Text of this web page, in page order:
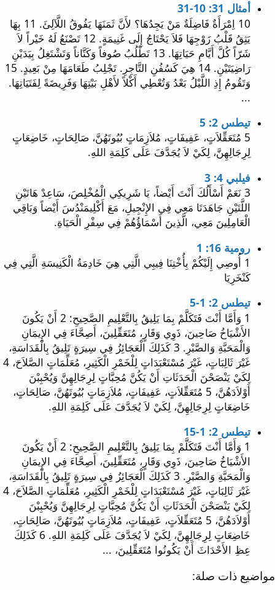
أمثال 31: 10-31
10 اِمْرَأَةٌ فَاضِلَةٌ مَنْ يَجِدُهَا؟ لأَنَّ ثَمَنَهَا يَفُوقُ اللَّآلِئَ. 11 بِهَا
يَثِقُ قَلْبُ زَوْجِهَا فَلاَ يَحْتَاجُ إِلَى غَنِيمَةٍ. 12 تَصْنَعُ لَهُ خَيْراً لاَ
شَرّاً كُلَّ أَيَّامِ حَيَاتِهَا. 13 تَطْلُبُ صُوفاً وَكَتَّاناً وَتَشْتَغِلُ بِيَدَيْنِ
رَاضِيَتَيْنِ. 14 هِيَ كَسُفُنِ التَّاجِرِ. تَجْلِبُ طَعَامَهَا مِنْ بَعِيدٍ. 15
وَتَقُومُ إِذِ اللَّيْلُ بَعْدُ وَتُعْطِي أَكْلاً لأَهْلِ بَيْتِهَا وَفَرِيضَةً لِفَتَيَاتِهَا.
...
تيطس 2: 5
5 مُتَعَقِّلاَتٍ، عَفِيفَاتٍ، مُلاَزِمَاتٍ بُيُوتَهُنَّ، صَالِحَاتٍ، خَاضِعَاتٍ
لِرِجَالِهِنَّ، لِكَيْ لاَ يُجَدَّفَ عَلَى كَلِمَةِ اللهِ.
فيلبي 4: 3
3 نَعَمْ أَسْأَلُكَ أَنْتَ أَيْضاً، يَا شَرِيكِي الْمُخْلِصَ، سَاعِدْ هَاتَيْنِ
اللَّتَيْنِ جَاهَدَتَا مَعِي فِي الإِنْجِيلِ، مَعَ أَكْلِيمَنْدُسَ أَيْضاً وَبَاقِي
الْعَامِلِينَ مَعِي، الَّذِينَ أَسْمَاؤُهُمْ فِي سِفْرِ الْحَيَاةِ.
رومية 16: 1
1 أُوصِي إِلَيْكُمْ بِأُخْتِنَا فِيبِي الَّتِي هِيَ خَادِمَةُ الْكَنِيسَةِ الَّتِي فِي
كَنْخَرِيَا
تيطس 2: 1-5
1 وَأَمَّا أَنْتَ فَتَكَلَّمْ بِمَا يَلِيقُ بِالتَّعْلِيمِ الصَّحِيحِ: 2 أَنْ يَكُونَ
الأَشْيَاخُ صَاحِينَ، ذَوِي وَقَارٍ، مُتَعَقِّلِينَ، أَصِحَّاءَ فِي الإِيمَانِ
وَالْمَحَبَّةِ وَالصَّبْرِ. 3 كَذَلِكَ الْعَجَائِزُ فِي سِيرَةٍ تَلِيقُ بِالْقَدَاسَةِ،
غَيْرَ ثَالِبَاتٍ، غَيْرَ مُسْتَعْبَدَاتٍ لِلْخَمْرِ الْكَثِيرِ، مُعَلِّمَاتٍ الصَّلاَحَ، 4
لِكَيْ يَنْصَحْنَ الْحَدَثَاتِ أَنْ يَكُنَّ مُحِبَّاتٍ لِرِجَالِهِنَّ وَيُحْبِبْنَ
أَوْلاَدَهُنَّ، 5 مُتَعَقِّلاَتٍ، عَفِيفَاتٍ، مُلاَزِمَاتٍ بُيُوتَهُنَّ، صَالِحَاتٍ،
خَاضِعَاتٍ لِرِجَالِهِنَّ، لِكَيْ لاَ يُجَدَّفَ عَلَى كَلِمَةِ اللهِ.
تيطس 2: 1-15
1 وَأَمَّا أَنْتَ فَتَكَلَّمْ بِمَا يَلِيقُ بِالتَّعْلِيمِ الصَّحِيحِ: 2 أَنْ يَكُونَ
الأَشْيَاخُ صَاحِينَ، ذَوِي وَقَارٍ، مُتَعَقِّلِينَ، أَصِحَّاءَ فِي الإِيمَانِ
وَالْمَحَبَّةِ وَالصَّبْرِ. 3 كَذَلِكَ الْعَجَائِزُ فِي سِيرَةٍ تَلِيقُ بِالْقَدَاسَةِ،
غَيْرَ ثَالِبَاتٍ، غَيْرَ مُسْتَعْبَدَاتٍ لِلْخَمْرِ الْكَثِيرِ، مُعَلِّمَاتٍ الصَّلاَحَ، 4
لِكَيْ يَنْصَحْنَ الْحَدَثَاتِ أَنْ يَكُنَّ مُحِبَّاتٍ لِرِجَالِهِنَّ وَيُحْبِبْنَ
أَوْلاَدَهُنَّ، 5 مُتَعَقِّلاَتٍ، عَفِيفَاتٍ، مُلاَزِمَاتٍ بُيُوتَهُنَّ، صَالِحَاتٍ،
خَاضِعَاتٍ لِرِجَالِهِنَّ، لِكَيْ لاَ يُجَدَّفَ عَلَى كَلِمَةِ اللهِ. 6 كَذَلِكَ
عِظِ الأَحْدَاثَ أَنْ يَكُونُوا مُتَعَقِّلِينَ، ...
مواضيع ذات صلة: